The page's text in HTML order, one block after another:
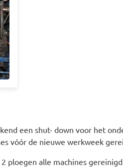
een shut- down voor het
vóór de nieuwe werkweek
ploegen alle machines